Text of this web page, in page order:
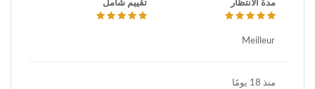
فيلر الشعر كحت البثور كحت المليساء المعدية
ليزر الأوعية الدموية
مدة الانتظار
تقييم شامل
Meilleur
منذ 18 يومًا